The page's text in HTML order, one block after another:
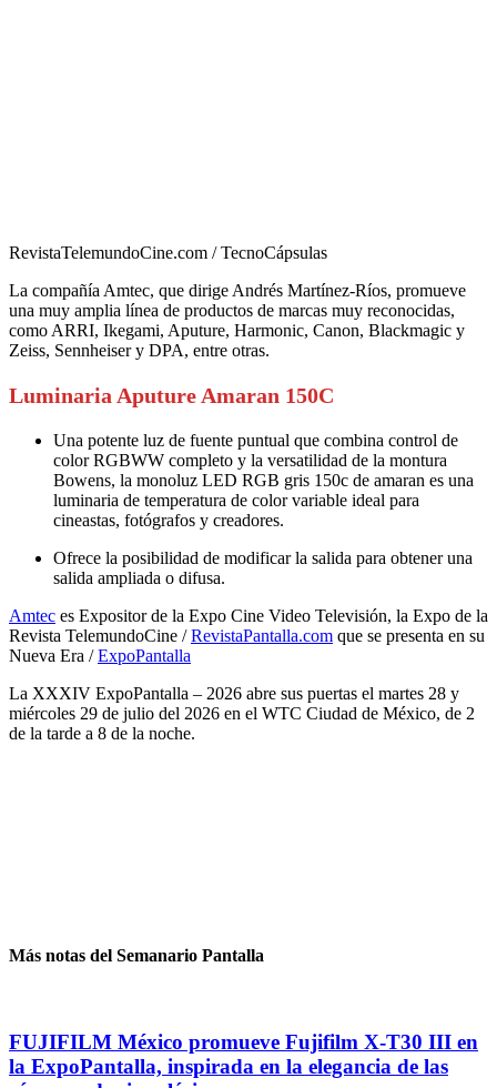
RevistaTelemundoCine.com / TecnoCápsulas
La compañía Amtec, que dirige Andrés Martínez-Ríos, promueve
una muy amplia línea de productos de marcas muy reconocidas,
como ARRI, Ikegami, Aputure, Harmonic, Canon, Blackmagic y
Zeiss, Sennheiser y DPA, entre otras.
Luminaria Aputure Amaran 150C
Una potente luz de fuente puntual que combina control de
color RGBWW completo y la versatilidad de la montura
Bowens, la monoluz LED RGB gris 150c de amaran es una
luminaria de temperatura de color variable ideal para
cineastas, fotógrafos y creadores.
Ofrece la posibilidad de modificar la salida para obtener una
salida ampliada o difusa.
Amtec es Expositor de la Expo Cine Video Televisión, la Expo de la
Revista TelemundoCine /RevistaPantalla.com que se presenta en su
Nueva Era /ExpoPantalla
La XXXIV ExpoPantalla – 2026 abre sus puertas el martes 28 y
miércoles 29 de julio del 2026 en el WTC Ciudad de México, de 2
de la tarde a 8 de la noche.
Más notas del Semanario Pantalla
FUJIFILM México promueve Fujifilm X-T30 III en
la ExpoPantalla, inspirada en la elegancia de las